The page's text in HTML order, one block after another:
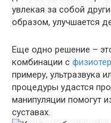
увлекая за собой
образом, улучшается
Еще одно решение –
комбинации с
примеру, ультразвука
процедуры удастся
манипуляции помогут
суставах.